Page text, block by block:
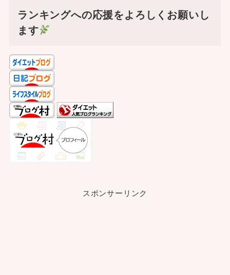
ランキングへの応援をよろしくお願いし
ます
スポンサーリンク